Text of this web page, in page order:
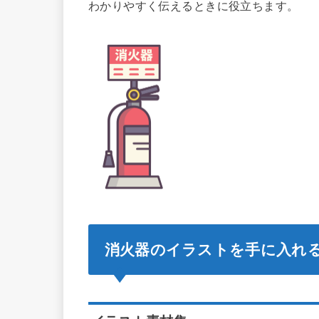
わかりやすく伝えるときに役立ちます。
消火器のイラストを手に入れ